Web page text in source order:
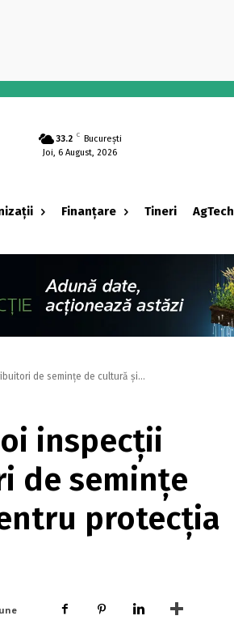
33.2 C București
Joi, 6 August, 2026
Finanțare Tineri AgTech
-
de seminţe de cultură şi...
inspecţii
de seminţe
protecţia